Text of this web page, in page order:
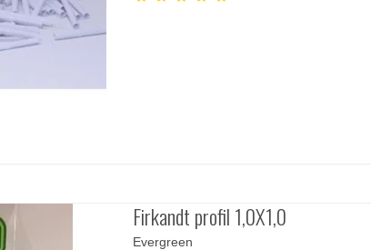
Firkandt profil 1,0X1,0
Evergreen